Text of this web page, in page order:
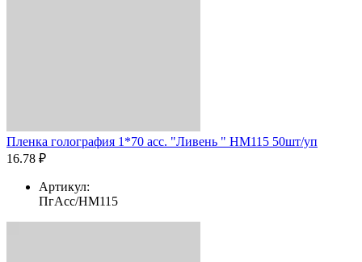
Пленка голография 1*70 асс. "Ливень " HM115 50шт/уп
16.78 ₽
Артикул:
ПгАсс/HM115